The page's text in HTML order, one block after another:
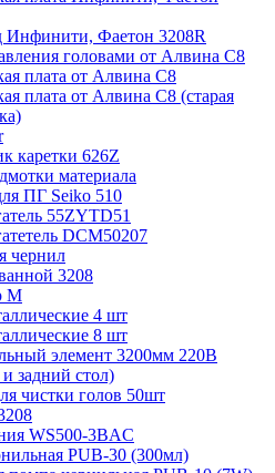
Инфинити, Фаетон 3208R
головами от Алвина С8
плата от Алвина С8
плата от Алвина С8 (старая
каретки 626Z
материала
ПГ Seiko 510
55ZYTD51
DCM50207
чернил
3208
M
4 шт
8 шт
элемент 3200мм 220В
задний стол)
чистки голов 50шт
WS500-3BAC
PUB-30 (300мл)